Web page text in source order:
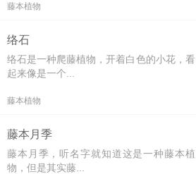
藤本植物
络石
络石是一种爬藤植物，开着白色的小花，看
起来像是一个...
藤本植物
藤本月季
藤本月季，听名字就知道这是一种藤本植
物，但是其实藤...